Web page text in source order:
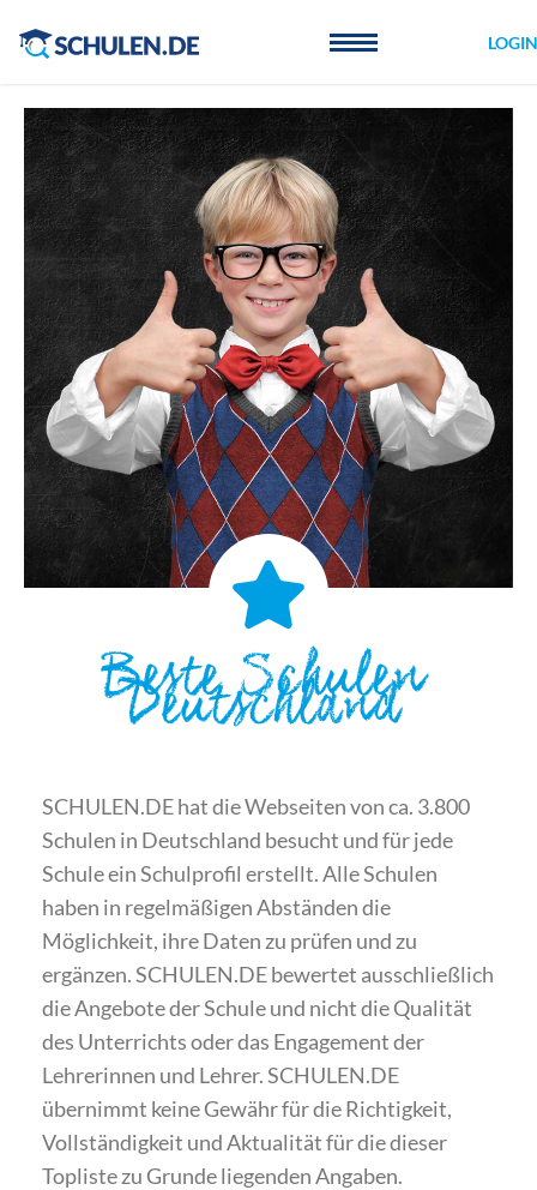
LOGIN
Beste Schulen
Deutschland
SCHULEN.DE hat die Webseiten von ca. 3.800
Schulen in Deutschland besucht und für jede
Schule ein Schulprofil erstellt. Alle Schulen
haben in regelmäßigen Abständen die
Möglichkeit, ihre Daten zu prüfen und zu
ergänzen. SCHULEN.DE bewertet ausschließlich
die Angebote der Schule und nicht die Qualität
des Unterrichts oder das Engagement der
Lehrerinnen und Lehrer. SCHULEN.DE
übernimmt keine Gewähr für die Richtigkeit,
Vollständigkeit und Aktualität für die dieser
Topliste zu Grunde liegenden Angaben.